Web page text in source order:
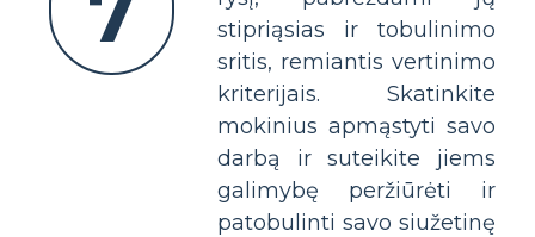
stipriąsias ir tobulinimo
sritis, remiantis vertinimo
kriterijais. Skatinkite
mokinius apmąstyti savo
darbą ir suteikite jiems
galimybę peržiūrėti ir
patobulinti savo siužetinę